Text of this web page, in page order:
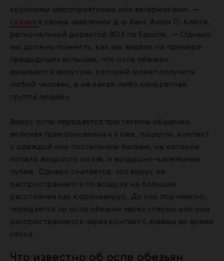
крупными мероприятиями или вечеринками, —
сказал в своем заявлении д-р Ханс Анри П. Клюге,
региональный директор ВОЗ по Европе. — Однако
мы должны помнить, как мы видели на примере
предыдущих вспышек, что оспа обезьян
вызывается вирусом, который может получить
любой человек, а не какая-либо конкретная
группа людей».
Вирус оспы передается при тесном общении,
включая прикосновения к коже, поцелуи, контакт
с одеждой или постельным бельем, на которое
попала жидкость из язв, и воздушно-капельным
путем. Однако считается, что вирус не
распространяется по воздуху на большие
расстояния как коронавирус. До сих пор неясно,
передается ли оспа обезьян через сперму или она
распространяется через контакт с язвами во время
секса.
Что известно об оспе обезьян